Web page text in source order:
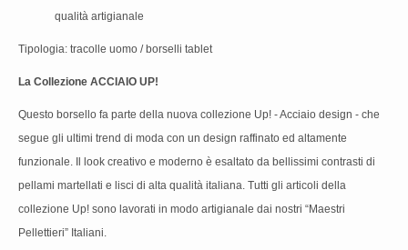
qualità artigianale
Tipologia: tracolle uomo / borselli tablet
La Collezione ACCIAIO UP!
Questo borsello fa parte della nuova collezione Up! - Acciaio design - che
segue gli ultimi trend di moda con un design raffinato ed altamente
funzionale. Il look creativo e moderno è esaltato da bellissimi contrasti di
pellami martellati e lisci di alta qualità italiana. Tutti gli articoli della
collezione Up! sono lavorati in modo artigianale dai nostri “Maestri
Pellettieri” Italiani.